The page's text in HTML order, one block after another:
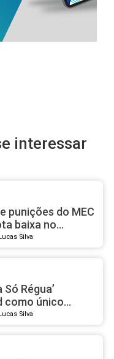
interessar
punições do MEC
baixa no
Silva
Régua’
como único
médicos
Silva